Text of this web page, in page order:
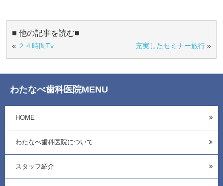
■ 他の記事を読む■
« ２４時間Tv 充実したセミナー旅行»
わたなべ歯科医院MENU
HOME
わたなべ歯科医院について
スタッフ紹介